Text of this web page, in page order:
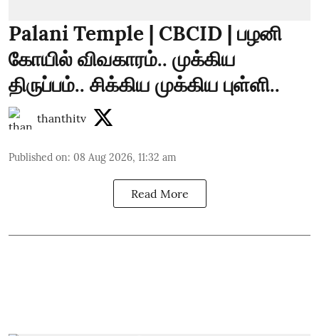
Palani Temple | CBCID | பழனி
கோயில் விவகாரம்.. முக்கிய
திருப்பம்.. சிக்கிய முக்கிய புள்ளி..
thanthitv
Published on: 08 Aug 2026, 11:32 am
Read More